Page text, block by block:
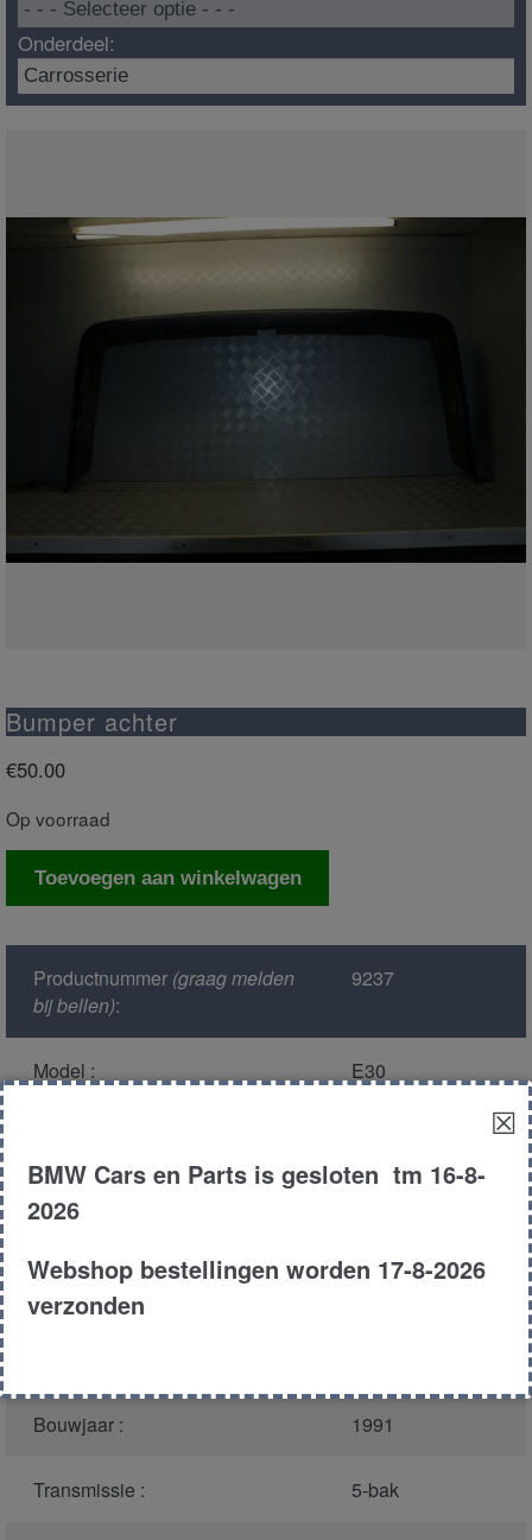
Onderdeel:
Bumper achter
€50.00
Op voorraad
Bumper
Toevoegen aan winkelwagen
Productnummer(graag melden
bij bellen):
9237
Model : E30
Metallic
Carroserie :
Motor type :
Bouwjaar : 1991
Transmissie : 5-bak
☒
BMW Cars en Parts is gesloten tm 16-8-
2026
Webshop bestellingen worden 17-8-2026
verzonden